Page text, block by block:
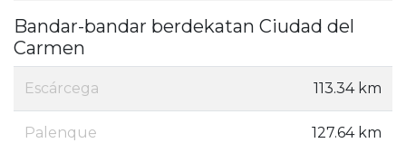
Bandar-bandar berdekatan Ciudad del
Carmen
Escárcega 113.34 km
Palenque 127.64 km